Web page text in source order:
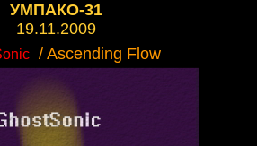
УМПАКО-31
19.11.2009
/ Ascending Flow